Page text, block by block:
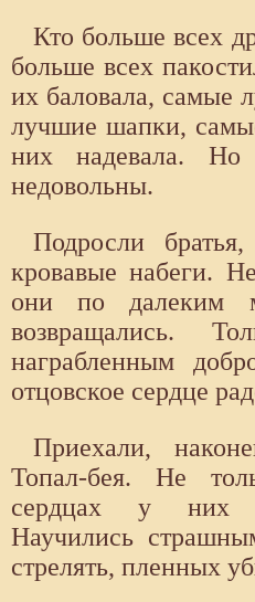
Кто больше всех
больше всех
их баловала, самые
лучшие шапки,
них надевала.
недовольны.
Подросли
кровавые набеги.
они по далеким
возвращались.
награбленным
отцовское сердце
Приехали,
Топал-бея. Не
сердцах у них
Научились
стрелять, пленных